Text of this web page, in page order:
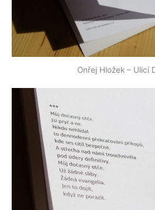
Onřej Hložek – Ulicí